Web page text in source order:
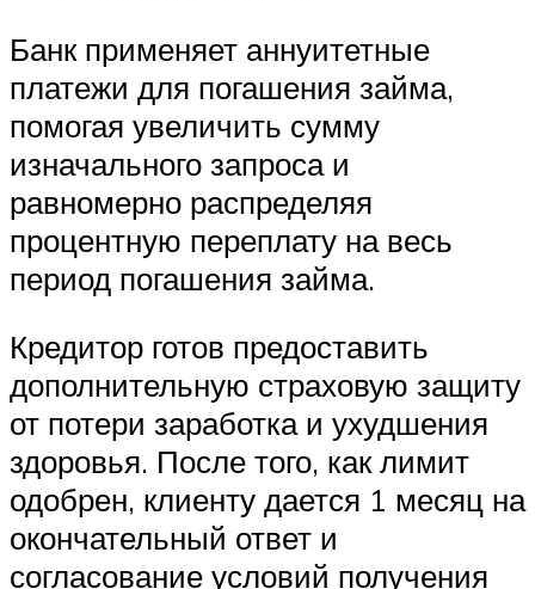
Банк применяет аннуитетные
платежи для погашения займа,
помогая увеличить сумму
изначального запроса и
равномерно распределяя
процентную переплату на весь
период погашения займа.
Кредитор готов предоставить
дополнительную страховую защиту
от потери заработка и ухудшения
здоровья. После того, как лимит
одобрен, клиенту дается 1 месяц на
окончательный ответ и
согласование условий получения